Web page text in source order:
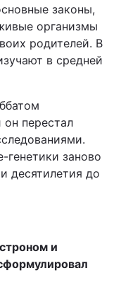
законы,
организмы
родителей. В
в средней
перестал
генетики заново
десятилетия до
и